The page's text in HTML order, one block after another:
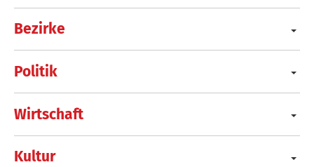
Bezirke
Politik
Wirtschaft
Kultur